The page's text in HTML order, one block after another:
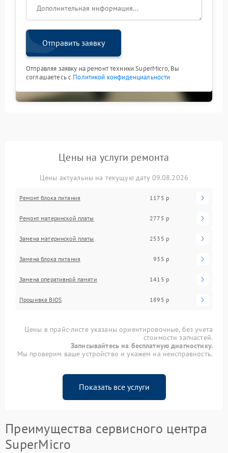
Отправить заявку
Отправляя заявку на ремонт техники SuperMicro, Вы
соглашаетесь с Политикой конфиденциальности
Цены на услуги ремонта
Цены актуальны на текущую дату 09.08.2026
Ремонт блока питания 1175 р
Ремонт материнской платы 2775 р
Замена материнской платы 2535 р
Замена блока питания 935 р
Замена оперативной памяти 1415 р
Прошивка BIOS 1895 р
Цены в прайс-листе указаны ориентировочные, без учета
стоимости запчастей.
Записывайтесь на бесплатную диагностику.
Мы проверим ваше устройство и укажем на неисправность.
Показать все услуги
Преимущества сервисного центра
SuperMicro